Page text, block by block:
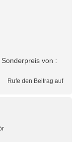
von :
Rufe den Beitrag auf